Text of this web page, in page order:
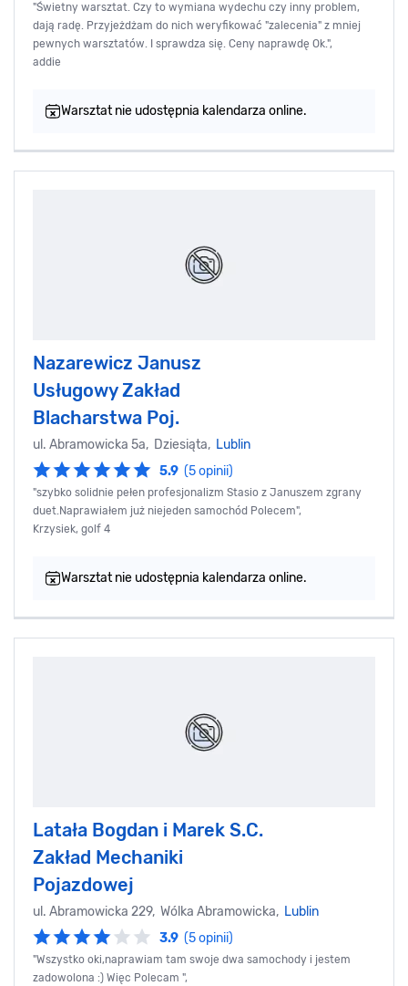
"Świetny warsztat. Czy to wymiana wydechu czy inny problem,
dają radę. Przyjeżdżam do nich weryfikować "zalecenia" z mniej
pewnych warsztatów. I sprawdza się. Ceny naprawdę Ok.",
addie
Warsztat nie udostępnia kalendarza online.
Nazarewicz Janusz
Usługowy Zakład
Blacharstwa Poj.
ul. Abramowicka 5a, Dziesiąta, Lublin
5.9 (5 opinii)
"szybko solidnie pełen profesjonalizm Stasio z Januszem zgrany
duet.Naprawiałem już niejeden samochód Polecem",
Krzysiek, golf 4
Warsztat nie udostępnia kalendarza online.
Latała Bogdan i Marek S.C.
Zakład Mechaniki
Pojazdowej
ul. Abramowicka 229, Wólka Abramowicka, Lublin
3.9 (5 opinii)
"Wszystko oki,naprawiam tam swoje dwa samochody i jestem
zadowolona :) Więc Polecam ",